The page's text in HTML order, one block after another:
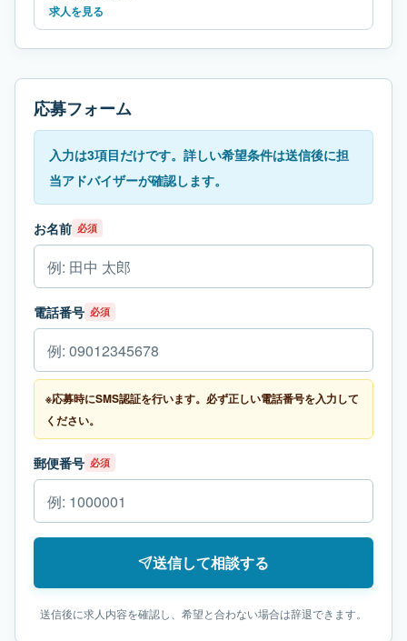
求人を見る
応募フォーム
入力は3項目だけです。詳しい希望条件は送信後に担
当アドバイザーが確認します。
お名前 必須
電話番号 必須
※応募時にSMS認証を行います。必ず正しい電話番号を入力して
ください。
郵便番号 必須
送信して相談する
送信後に求人内容を確認し、希望と合わない場合は辞退できます。